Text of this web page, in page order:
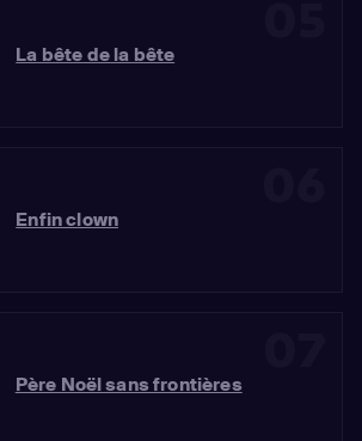
La bête de la bête
Enfin clown
Père Noël sans frontières